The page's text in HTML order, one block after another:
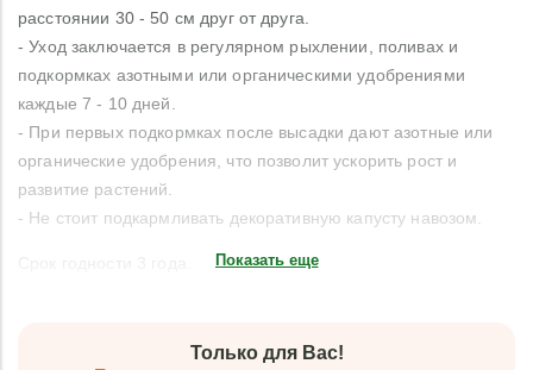
расстоянии 30 - 50 см друг от друга.
- Уход заключается в регулярном рыхлении, поливах и
подкормках азотными или органическими удобрениями
каждые 7 - 10 дней.
- При первых подкормках после высадки дают азотные или
органические удобрения, что позволит ускорить рост и
развитие растений.
- Не стоит подкармливать декоративную капусту навозом.
Показать еще
Только для Вас!